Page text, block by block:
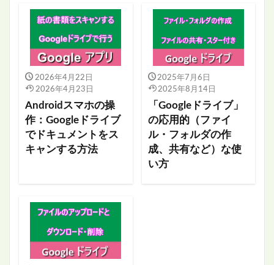
2026年4月22日
2026年4月23日
Androidスマホの操
作：Googleドライブ
でドキュメントをス
キャンする方法
2025年7月6日
2025年8月14日
「Googleドライブ」
の応用的（ファイ
ル・フォルダの作
成、共有など）な使
い方